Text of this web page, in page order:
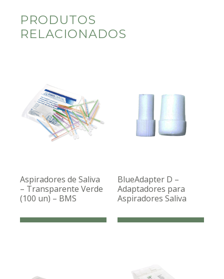
PRODUTOS
RELACIONADOS
Aspiradores de Saliva
– Transparente Verde
(100 un) – BMS
BlueAdapter D –
Adaptadores para
Aspiradores Saliva